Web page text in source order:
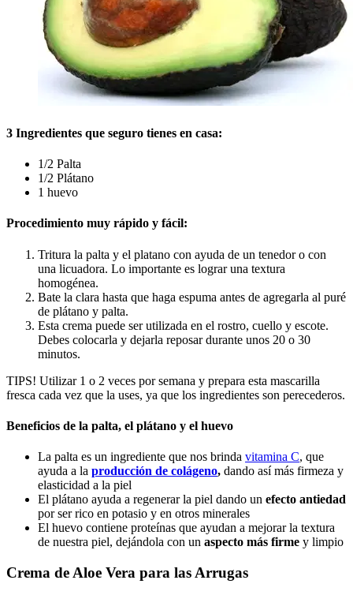
3 Ingredientes que seguro tienes en casa:
1/2 Palta
1/2 Plátano
1 huevo
Procedimiento muy rápido y fácil:
Tritura la palta y el platano con ayuda de un tenedor o con
una licuadora. Lo importante es lograr una textura
homogénea.
Bate la clara hasta que haga espuma antes de agregarla al puré
de plátano y palta.
Esta crema puede ser utilizada en el rostro, cuello y escote.
Debes colocarla y dejarla reposar durante unos 20 o 30
minutos.
TIPS! Utilizar 1 o 2 veces por semana y prepara esta mascarilla
fresca cada vez que la uses, ya que los ingredientes son perecederos.
Beneficios de la palta, el plátano y el huevo
La palta es un ingrediente que nos brinda vitamina C, que
ayuda a la producción de colágeno, dando así más firmeza y
elasticidad a la piel
El plátano ayuda a regenerar la piel dando un efecto antiedad
por ser rico en potasio y en otros minerales
El huevo contiene proteínas que ayudan a mejorar la textura
de nuestra piel, dejándola con un aspecto más firme y limpio
Crema de Aloe Vera para las Arrugas